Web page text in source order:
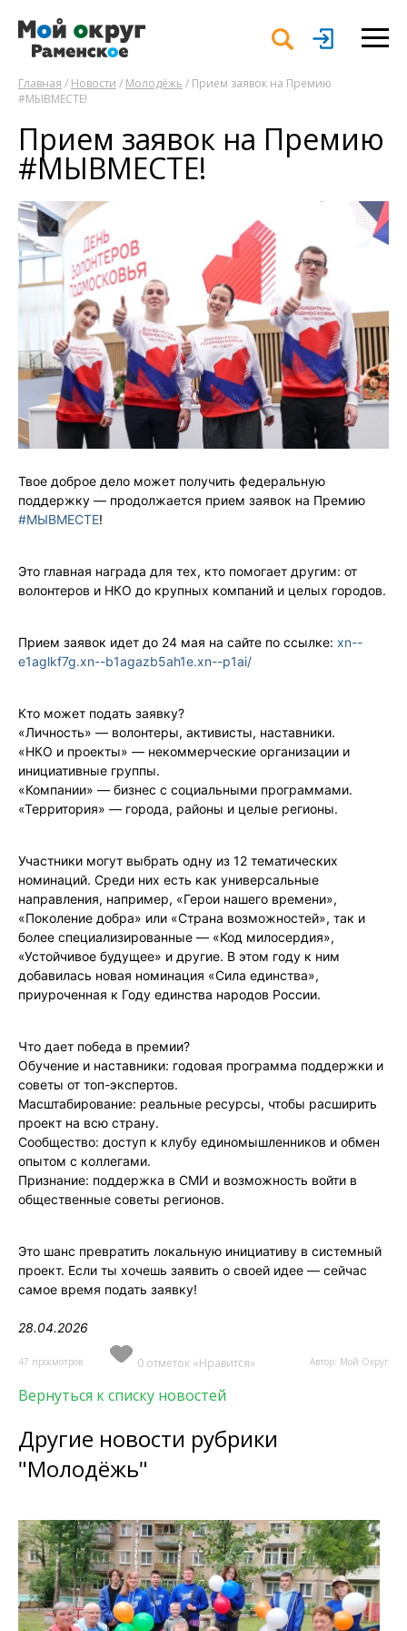
Главная / Новости / Молодёжь / Прием заявок на Премию
#МЫВМЕСТЕ!
Прием заявок на Премию
#МЫВМЕСТЕ!
Твое доброе дело может получить федеральную
поддержку — продолжается прием заявок на Премию
#МЫВМЕСТЕ!
Это главная награда для тех, кто помогает другим: от
волонтеров и НКО до крупных компаний и целых городов.
Прием заявок идет до 24 мая на сайте по ссылке: xn--
e1aglkf7g.xn--b1agazb5ah1e.xn--p1ai/
Кто может подать заявку?
«Личность» — волонтеры, активисты, наставники.
«НКО и проекты» — некоммерческие организации и
инициативные группы.
«Компании» — бизнес с социальными программами.
«Территория» — города, районы и целые регионы.
Участники могут выбрать одну из 12 тематических
номинаций. Среди них есть как универсальные
направления, например, «Герои нашего времени»,
«Поколение добра» или «Страна возможностей», так и
более специализированные — «Код милосердия»,
«Устойчивое будущее» и другие. В этом году к ним
добавилась новая номинация «Сила единства»,
приуроченная к Году единства народов России.
Что дает победа в премии?
Обучение и наставники: годовая программа поддержки и
советы от топ-экспертов.
Масштабирование: реальные ресурсы, чтобы расширить
проект на всю страну.
Сообщество: доступ к клубу единомышленников и обмен
опытом с коллегами.
Признание: поддержка в СМИ и возможность войти в
общественные советы регионов.
Это шанс превратить локальную инициативу в системный
проект. Если ты хочешь заявить о своей идее — сейчас
самое время подать заявку!
28.04.2026
47 просмотров 0 отметок «Нравится» Автор: Мой Округ
Вернуться к списку новостей
Другие новости рубрики
"Молодёжь"